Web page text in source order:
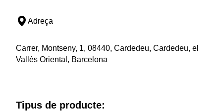
Adreça
Carrer, Montseny, 1, 08440, Cardedeu, Cardedeu, el
Vallès Oriental, Barcelona
Tipus de producte: